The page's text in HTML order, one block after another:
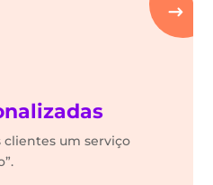
clientes um serviço